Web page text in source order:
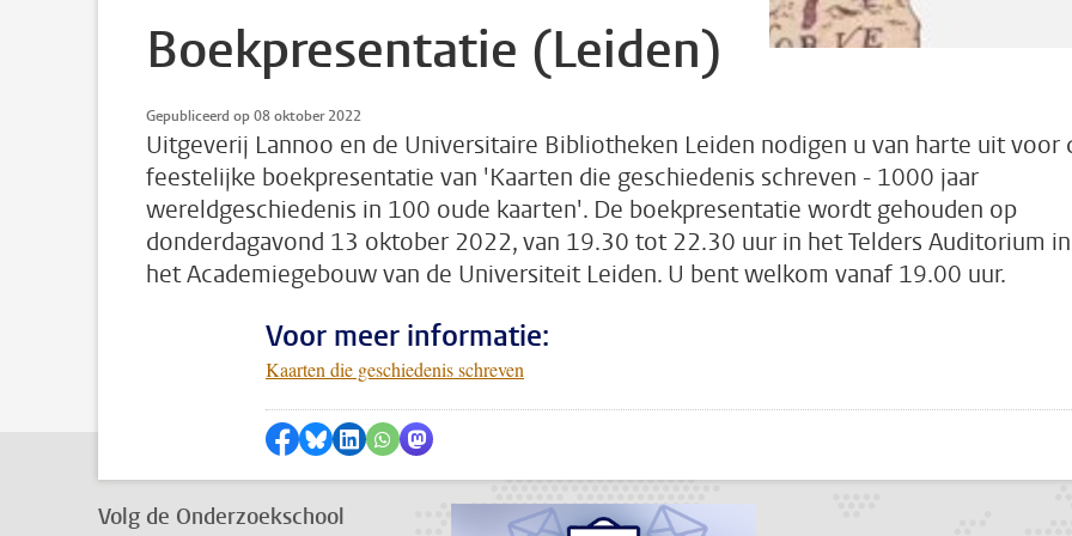
Boekpresentatie (Leiden)
Gepubliceerd op 08 oktober 2022
Uitgeverij Lannoo en de Universitaire Bibliotheken Leiden nodigen u van harte uit voor
feestelijke boekpresentatie van 'Kaarten die geschiedenis schreven - 1000 jaar
wereldgeschiedenis in 100 oude kaarten'. De boekpresentatie wordt gehouden op
donderdagavond 13 oktober 2022, van 19.30 tot 22.30 uur in het Telders Auditorium in
het Academiegebouw van de Universiteit Leiden. U bent welkom vanaf 19.00 uur.
Voor meer informatie:
Kaarten die geschiedenis schreven
Delen op Facebook
Delen via Bluesky
Delen op LinkedIn
???shareWhatsApp???
Delen via Mastodon
Volg de Onderzoekschool